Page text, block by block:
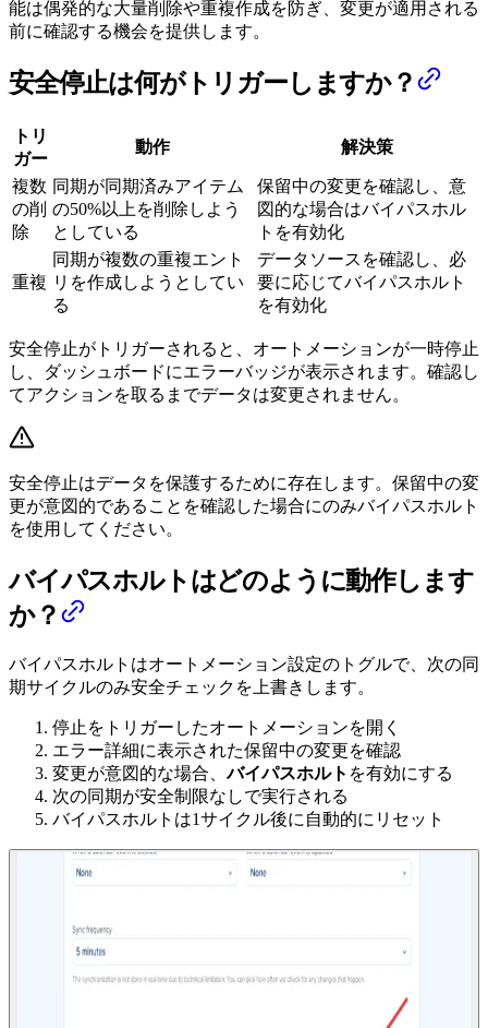
能は偶発的な大量削除や重複作成を防ぎ、変更が適用される
前に確認する機会を提供します。
安全停止は何がトリガーしますか？
トリ
ガー
動作 解決策
複数
の削
除
同期が同期済みアイテム
の50%以上を削除しよう
としている
保留中の変更を確認し、意
図的な場合はバイパスホル
トを有効化
重複
同期が複数の重複エント
リを作成しようとしてい
る
データソースを確認し、必
要に応じてバイパスホルト
を有効化
安全停止がトリガーされると、オートメーションが一時停止
し、ダッシュボードにエラーバッジが表示されます。確認し
てアクションを取るまでデータは変更されません。
安全停止はデータを保護するために存在します。保留中の変
更が意図的であることを確認した場合にのみバイパスホルト
を使用してください。
バイパスホルトはどのように動作します
か？
バイパスホルトはオートメーション設定のトグルで、次の同
期サイクルのみ安全チェックを上書きします。
停止をトリガーしたオートメーションを開く
エラー詳細に表示された保留中の変更を確認
変更が意図的な場合、バイパスホルト を有効にする
次の同期が安全制限なしで実行される
バイパスホルトは1サイクル後に自動的にリセット